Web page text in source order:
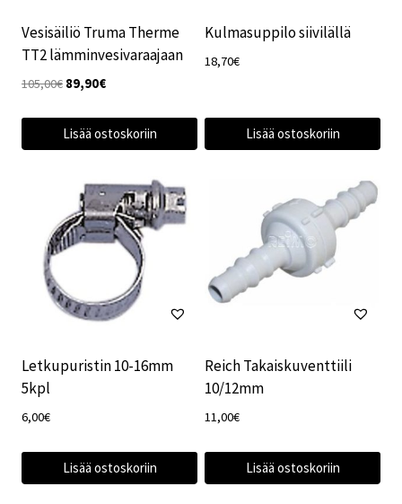
Vesisäiliö Truma Therme
TT2 lämminvesivaraajaan
105,00€ Alkuperäinen
89,90€Nykyinen
Lisää ostoskoriin
Kulmasuppilo siivilällä
18,70€
Lisää ostoskoriin
Letkupuristin 10-16mm
5kpl
6,00€
Lisää ostoskoriin
Reich Takaiskuventtiili
10/12mm
11,00€
Lisää ostoskoriin